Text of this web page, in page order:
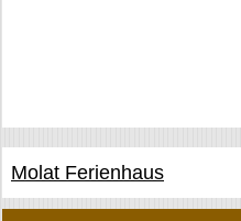
Molat Ferienhaus